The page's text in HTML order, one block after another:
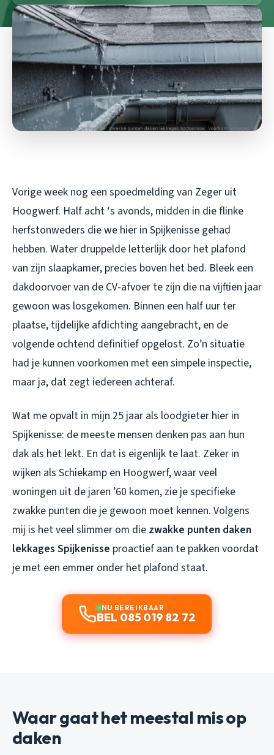
Vorige week nog een spoedmelding van Zeger uit
Hoogwerf. Half acht ‘s avonds, midden in die flinke
herfstonweders die we hier in Spijkenisse gehad
hebben. Water druppelde letterlijk door het plafond
van zijn slaapkamer, precies boven het bed. Bleek een
dakdoorvoer van de CV-afvoer te zijn die na vijftien jaar
gewoon was losgekomen. Binnen een half uur ter
plaatse, tijdelijke afdichting aangebracht, en de
volgende ochtend definitief opgelost. Zo’n situatie
had je kunnen voorkomen met een simpele inspectie,
maar ja, dat zegt iedereen achteraf.
Wat me opvalt in mijn 25 jaar als loodgieter hier in
Spijkenisse: de meeste mensen denken pas aan hun
dak als het lekt. En dat is eigenlijk te laat. Zeker in
wijken als Schiekamp en Hoogwerf, waar veel
woningen uit de jaren ’60 komen, zie je specifieke
zwakke punten die je gewoon moet kennen. Volgens
mij is het veel slimmer om die zwakke punten daken
lekkages Spijkenisse proactief aan te pakken voordat
je met een emmer onder het plafond staat.
NU BEREIKBAAR
BEL 085 019 82 72
Waar gaat het meestal mis op
daken